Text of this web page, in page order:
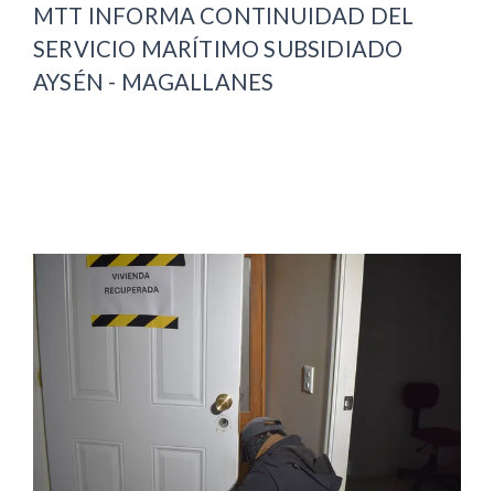
MTT INFORMA CONTINUIDAD DEL
SERVICIO MARÍTIMO SUBSIDIADO
AYSÉN - MAGALLANES